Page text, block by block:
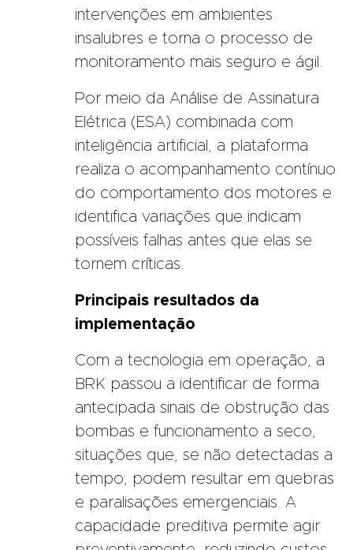
intervenções em ambientes
insalubres e torna o processo de
monitoramento mais seguro e ágil.
Por meio da Análise de Assinatura
Elétrica (ESA) combinada com
inteligência artificial, a plataforma
realiza o acompanhamento contínuo
do comportamento dos motores e
identifica variações que indicam
possíveis falhas antes que elas se
tornem críticas.
Principais resultados da
implementação
Com a tecnologia em operação, a
BRK passou a identificar de forma
antecipada sinais de obstrução das
bombas e funcionamento a seco,
situações que, se não detectadas a
tempo, podem resultar em quebras
e paralisações emergenciais. A
capacidade preditiva permite agir